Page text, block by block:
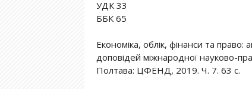
УДК 33
ББК 65
Економіка, облік, фінанси та право:
доповідей міжнародної науково-
Полтава: ЦФЕНД, 2019. Ч. 7. 63 с.